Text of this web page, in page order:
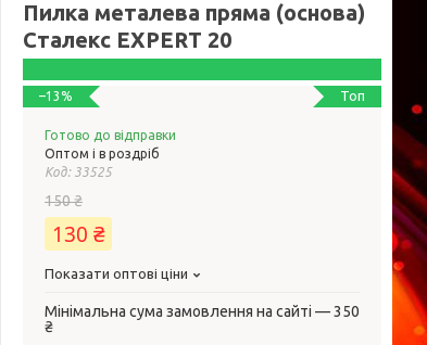
Пилка металева пряма (основа)
Сталекс EXPERT 20
Топ
–13%
Готово до відправки
Оптом і в роздріб
Код: 33525
150 ₴
130 ₴
Показати оптові ціни
Мінімальна сума замовлення на сайті — 350
₴